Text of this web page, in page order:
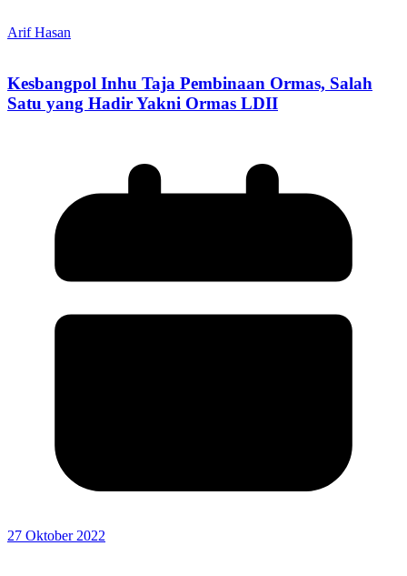
Arif Hasan
Kesbangpol Inhu Taja Pembinaan Ormas, Salah
Satu yang Hadir Yakni Ormas LDII
27 Oktober 2022